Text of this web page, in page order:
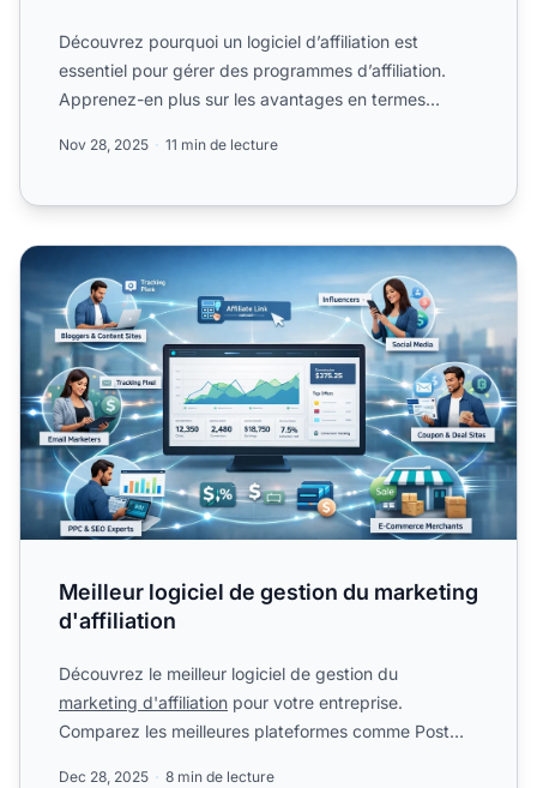
Découvrez pourquoi un logiciel d’affiliation est
essentiel pour gérer des programmes d’affiliation.
Apprenez-en plus sur les avantages en termes
Nov 28, 2025 11 min de lecture
Meilleur logiciel de gestion du marketing d'affiliation
Meilleur logiciel de gestion du marketing
d'affiliation
Découvrez le meilleur logiciel de gestion du
marketing d'affiliation pour votre entreprise.
Comparez les meilleures plateformes comme Post
Dec 28, 2025 8 min de lecture